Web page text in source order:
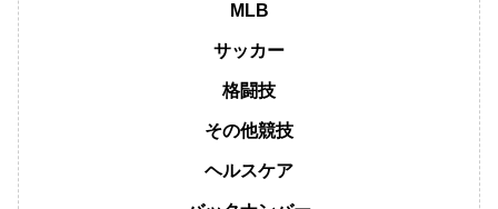
MLB
サッカー
格闘技
その他競技
ヘルスケア